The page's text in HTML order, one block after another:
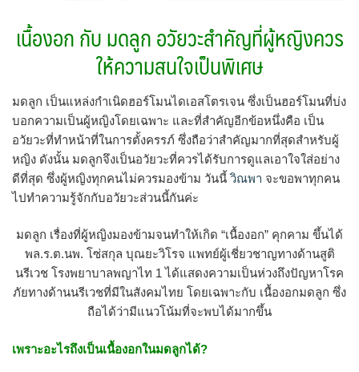
เนื้องอก กับ มดลูก อวัยวะสำคัญที่ผู้หญิงควร
ให้ความสนใจเป็นพิเศษ
มดลูก เป็นแหล่งกำเนิดฮอร์โมนไดเอสโตรเจน ซึ่งเป็นฮอร์โมนที่บ่ง
บอกความเป็นผู้หญิงโดยเฉพาะ และที่สำคัญอีกข้อหนึ่งคือ เป็น
อวัยวะที่ทำหน้าที่ในการตั้งครรภ์ ซึ่งถือว่าสำคัญมากที่สุดสำหรับผู้
หญิง ดังนั้น มดลูกจึงเป็นอวัยวะที่ควรได้รับการดูแลเอาใจใส่อย่าง
ดีที่สุด ซึ่งผู้หญิงทุกคนไม่ควรมองข้าม วันนี้ วิณพา จะขอพาทุกคน
ไปทำความรู้จักกับอวัยวะส่วนนี้กันค่ะ
มดลูก เรื่องที่ผู้หญิงมองข้ามจนทำให้เกิด “เนื้องอก” คุกคาม ขึ้นได้
พล.ร.ต.นพ. โซ่สกุล บุณยะวิโรจ แพทย์ผู้เชี่ยวชาญทางด้านสูติ
นรีเวช โรงพยาบาลพญาไท 1 ได้แสดงความเป็นห่วงถึงปัญหาโรค
ภัยทางด้านนรีเวชที่มีในสังคมไทย โดยเฉพาะกับ เนื้องอกมดลูก ซึ่ง
ถือได้ว่ามีแนวโน้มที่จะพบได้มากขึ้น
เพราะอะไรถึงเป็นเนื้องอกในมดลูกได้?